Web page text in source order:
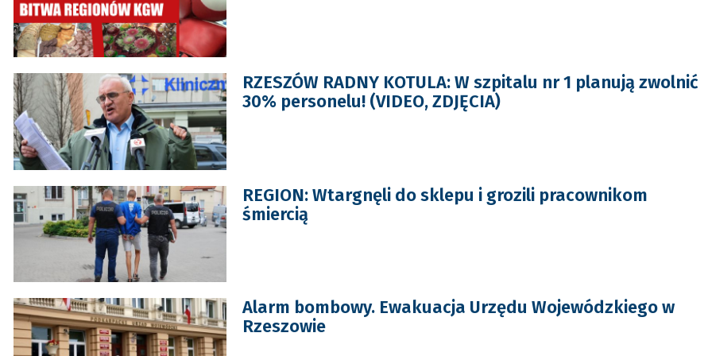
RZESZÓW RADNY KOTULA: W szpitalu nr 1 planują zwolnić
30% personelu! (VIDEO, ZDJĘCIA)
REGION: Wtargnęli do sklepu i grozili pracownikom
śmiercią
Alarm bombowy. Ewakuacja Urzędu Wojewódzkiego w
Rzeszowie